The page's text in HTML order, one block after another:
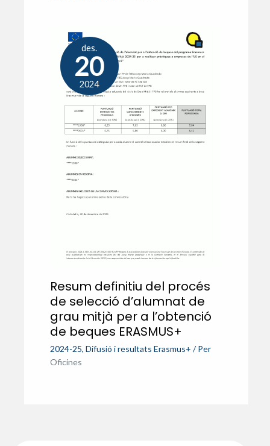
des.
20
2024
Resum definitiu del procés
de selecció d’alumnat de
grau mitjà per a l’obtenció
de beques ERASMUS+
2024-25, Difusió i resultats Erasmus+ / Per
Oficines